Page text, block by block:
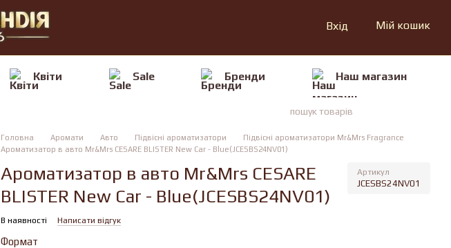
Вхід Мій кошик
Квiти Sale Бренди Наш магазин
Головна Аромати Авто Підвісні ароматизатори
Підвісні ароматизатори Mr&Mrs Fragrance
Ароматизатор в авто Mr&Mrs CESARE BLISTER New Car - Blue(JCESBS24NV01)
Ароматизатор в авто Mr&Mrs CESARE
BLISTER New Car - Blue(JCESBS24NV01)
Артикул
JCESBS24NV01
В наявності Написати відгук
Формат